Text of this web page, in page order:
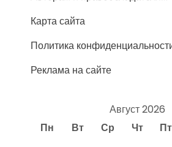
Карта сайта
Политика
Реклама на сайте
Август 2026
Пн
Вт Ср Чт Пт